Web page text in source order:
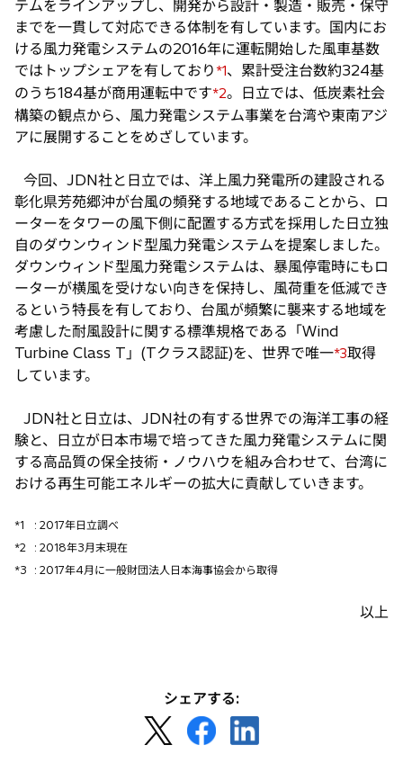
テムをラインアップし、開発から設計・製造・販売・保守
までを一貫して対応できる体制を有しています。国内にお
ける風力発電システムの2016年に運転開始した風車基数
ではトップシェアを有しており *1、累計受注台数約324基
のうち184基が商用運転中です*2。日立では、低炭素社会
構築の観点から、風力発電システム事業を台湾や東南アジ
アに展開することをめざしています。
今回、JDN社と日立では、洋上風力発電所の建設される
彰化県芳苑郷沖が台風の頻発する地域であることから、ロ
ーターをタワーの風下側に配置する方式を採用した日立独
自のダウンウィンド型風力発電システムを提案しました。
ダウンウィンド型風力発電システムは、暴風停電時にもロ
ーターが横風を受けない向きを保持し、風荷重を低減でき
るという特長を有しており、台風が頻繁に襲来する地域を
考慮した耐風設計に関する標準規格である「Wind
Turbine Class T」(Tクラス認証)を、世界で唯一*3取得
しています。
JDN社と日立は、JDN社の有する世界での海洋工事の経
験と、日立が日本市場で培ってきた風力発電システムに関
する高品質の保全技術・ノウハウを組み合わせて、台湾に
おける再生可能エネルギーの拡大に貢献していきます。
*1
: 2017年日立調べ
*2
: 2018年3月末現在
*3
: 2017年4月に一般財団法人日本海事協会から取得
以上
シェアする:
し
新
し